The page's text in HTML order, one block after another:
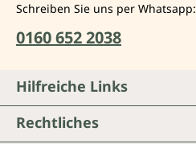
Schreiben Sie uns per Whatsapp:
0160 652 2038
Hilfreiche Links
Rechtliches